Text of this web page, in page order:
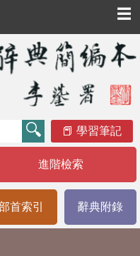
☰
學習筆記
進階檢索
首索引 辭典附錄